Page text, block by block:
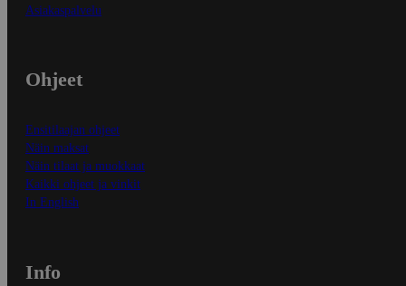
Asiakaspalvelu
Ohjeet
Ensitilaajan ohjeet
Näin maksat
Näin tilaat ja muokkaat
Kaikki ohjeet ja vinkit
In English
Info